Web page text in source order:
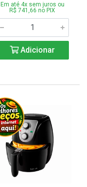
Em até 4x sem juros ou
R$ 741,66 no PIX
Adicionar